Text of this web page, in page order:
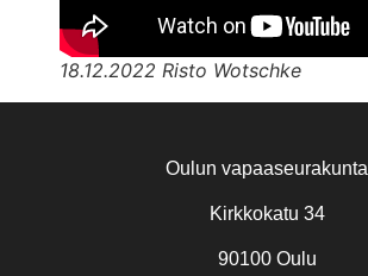
18.12.2022 Risto Wotschke
Oulun vapaaseurakunta
Kirkkokatu 34
90100 Oulu